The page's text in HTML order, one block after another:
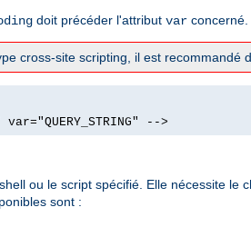
doit précéder l'attribut var concerné.
cross-site scripting, il est recommandé
-->
ou le script spécifié. Elle nécessite le
sont :